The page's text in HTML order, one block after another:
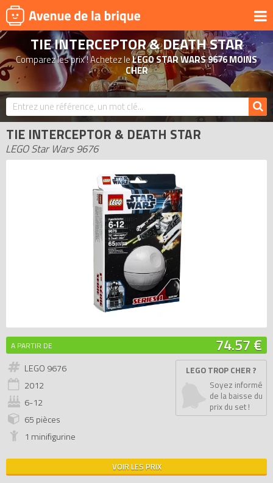
UNIVERS
PRODUITS DÉRIVÉS
NOUVEAUTÉS
LEGO 2026
BONS PLANS
ASSOCIATIONS DE FANS
EXPOSITIONS LEGO
LEGO LES PLUS CHERS
DERNIERS LEGO AJOUTÉS
TIE INTERCEPTOR & DEATH STAR
Comparez les prix ! Achetez leLEGO STAR WARS 9676 MOINS
CHER
TIE INTERCEPTOR & DEATH STAR
LEGO Star Wars 9676
A PARTIR DE 74.57 €
LEGO 9676
2012
6-12
65 pièces
1 minifigurine
LEGO TROP CHER ?
Soyez informé
de la baisse du
prix du set !
VOIR LES PRIX